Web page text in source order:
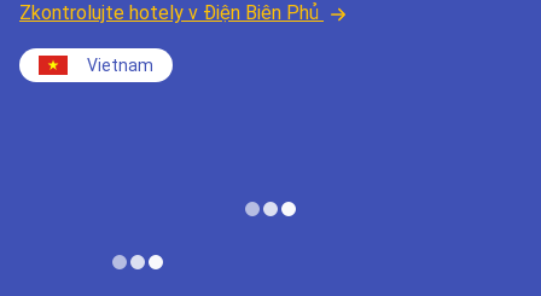
Zkontrolujte hotely v Điện Biên Phủ
Vietnam